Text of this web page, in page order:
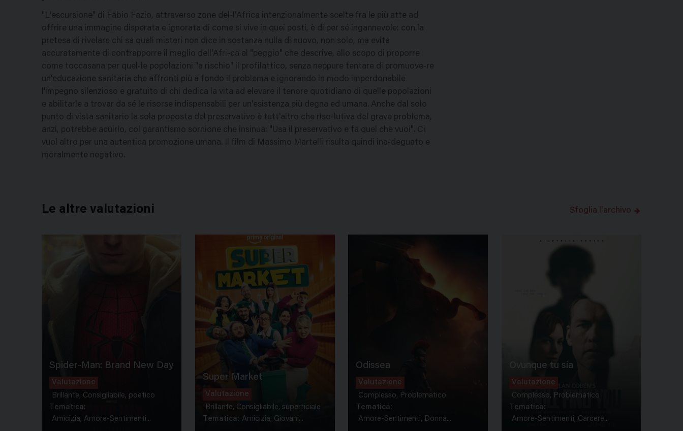
"L'escursione" di Fabio Fazio, attraverso zone del-l'Africa intenzionalmente scelte fra le più atte ad
offrire una immagine disperata e ignorata di come si vive in quei posti, è di per sé ingannevole: con la
pretesa di rivelare chi sa quali misteri non dice in sostanza nulla di nuovo, non solo, ma evita
accuratamente di contrapporre il meglio dell'Afri-ca al "peggio" che descrive, allo scopo di proporre
come toccasana per quel-le popolazioni "a rischio" il profilattico, senza neppure tentare di promuove-re
un'educazione sanitaria che affronti più a fondo il problema e ignorando in modo imperdonabile
l'impegno silenzioso e gratuito di chi dedica la vita ad elevare il tenore quotidiano di quelle popolazioni
e abilitarle a trovar da sé le risorse indispensabili per un'esistenza più degna ed umana. Anche dal solo
punto di vista sanitario la sola proposta del preservativo è tutt'altro che riso-lutiva del grave problema,
anzi, potrebbe acuirlo, col garantismo sornione che insinua: "Usa il preservativo e fa quel che vuoi". Ci
vuol altro per una autentica promozione umana. Il film di Massimo Martelli risulta quindi ina-deguato e
moralmente negativo.
Le altre valutazioni Sfoglia l'archivo
Spider-Man: Brand New Day
Valutazione
Brillante, Consigliabile, poetico
Tematica:
Amicizia, Amore-Sentimenti...
Super Market
Valutazione
Brillante, Consigliabile, superficiale
Tematica: Amicizia, Giovani...
Odissea
Valutazione
Complesso, Problematico
Tematica:
Amore-Sentimenti, Donna...
Ovunque tu sia
Valutazione
Complesso, Problematico
Tematica:
Amore-Sentimenti, Carcere...